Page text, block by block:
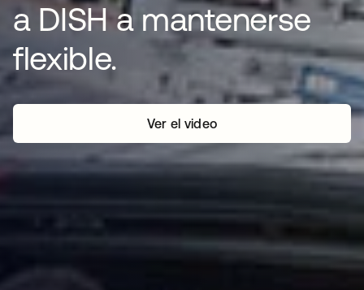
a DISH a mantenerse
flexible.
Ver el video